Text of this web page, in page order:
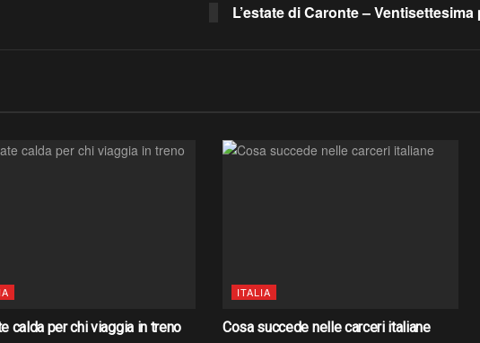
L’estate di Caronte –
calda per chi viaggia in treno
ITALIA
Cosa succede nelle carceri italiane